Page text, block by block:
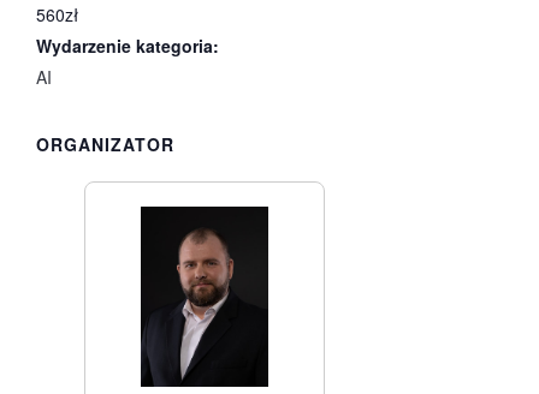
560zł
Wydarzenie kategoria:
AI
ORGANIZATOR